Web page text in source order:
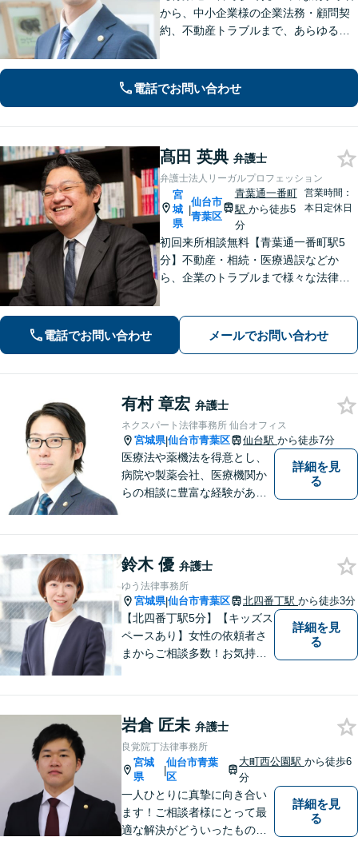
から、中小企業様の企業法務・顧問契
約、不動産トラブルまで、あらゆる法
もございます。一人で抱え込まず、ま
電話でお問い合わせ
髙田 英典 弁護士
弁護士法人リーガルプロフェッション
宮
城
県
|
仙台市
青葉区
青葉通一番町
駅 から徒歩5
分
営業時間：
本日定休日
初回来所相談無料【青葉通一番町駅5
分】不動産・相続・医療過誤などか
ら、企業のトラブルまで様々な法律問
くことを最も重視しています。お困り
の方はご相談ください。9名の弁護士が
電話でお問い合わせ メールでお問い合わせ
有村 章宏 弁護士
ネクスパート法律事務所 仙台オフィス
宮城県|仙台市青葉区 仙台駅 から徒歩7分
医療法や薬機法を得意とし、
病院や製薬会社、医療機関か
らの相談に豊富な経験があり
ニケーション力」「リサーチ
力」をフルに用いて、真の救
済を目指します。【分割払い
可】
詳細を見
る
鈴木 優 弁護士
ゆう法律事務所
宮城県|仙台市青葉区 北四番丁駅 から徒歩3分
【北四番丁駅5分】【キッズス
ペースあり】女性の依頼者さ
まからご相談多数！お気持ち
料請求／親権・養育費【労働
問題】マタハラなど女性特有
のトラブルに迅速に対応【初
回相談無料】
詳細を見
る
岩倉 匠未 弁護士
良覚院丁法律事務所
宮城
県
|
仙台市青葉
区
大町西公園駅から徒歩6
分
一人ひとりに真摯に向き合い
ます！ご相談者様にとって最
適な解決がどういったものな
詳細を見
る